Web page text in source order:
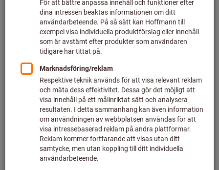
Individuella priser för företagskunder efterinloggning.
Till kundvagnen
Lägg till i önskelistan Dela artikel
Vänd katalog